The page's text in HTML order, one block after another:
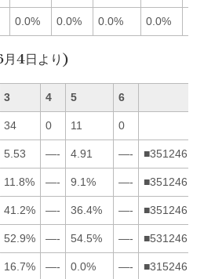
0.0% 0.0% 0.0% 0.0%
4日より)
3 4 5 6
34 0 11 0
5.53 —- 4.91 —- ■351246
11.8% —- 9.1% —- ■351246
41.2% —- 36.4% —- ■351246
52.9% —- 54.5% —- ■531246
16.7% —- 0.0% —- ■315246